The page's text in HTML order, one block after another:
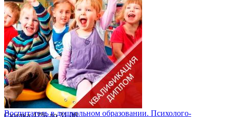
Скидка42%до31.08
Воспитатель в дошкольном образовании. Психолого-